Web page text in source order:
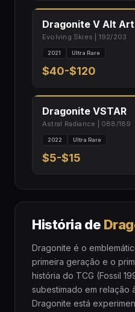
Dragonite V Alt Art
Evolving Skies | 192/203
2021 Ultra Rare
$40-$120
Dragonite VSTAR
Astral Radiance | 088/189
2022 Ultra Rare
$5-$15
História de
Dragonite é o
primeira geração e o
história do TCG (Fossil
subestimado em relação
Dragonite está